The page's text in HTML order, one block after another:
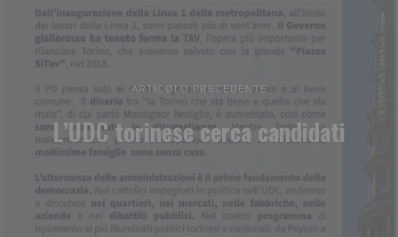
ARTICOLO PRECEDENTE
L’UDC torinese cerca candidati